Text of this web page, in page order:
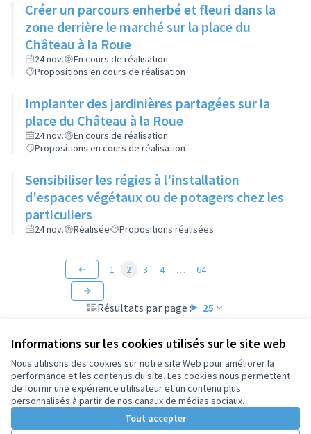
Informations sur les cookies utilisés sur le site web
Nous utilisons des cookies sur notre site Web pour améliorer la
performance et les contenus du site. Les cookies nous permettent
de fournir une expérience utilisateur et un contenu plus
personnalisés à partir de nos canaux de médias sociaux.
Tout accepter
Créer un parcours enherbé et fleuri dans la
zone derrière le marché sur la place du
Château à la Roue
24 nov.
En cours de réalisation
Propositions en cours de réalisation
Implanter des jardinières partagées sur la
place du Château à la Roue
24 nov.
En cours de réalisation
Propositions en cours de réalisation
Sensibiliser les régies à l'installation
d'espaces végétaux ou de potagers chez les
particuliers
24 nov. Réalisée Propositions réalisées
Résultats par page : 25
1 2 3 4 … 64
Conditions d'utilisation
Paramètres des cookies